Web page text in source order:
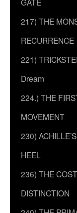
217) THE
RECURRENCE
221)
Dream
224.) THE
MOVEMENT
230) ACHILLE’S
HEEL
236) THE
DISTINCTION